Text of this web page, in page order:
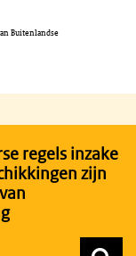
Buitenlandse
regels inzake
zijn